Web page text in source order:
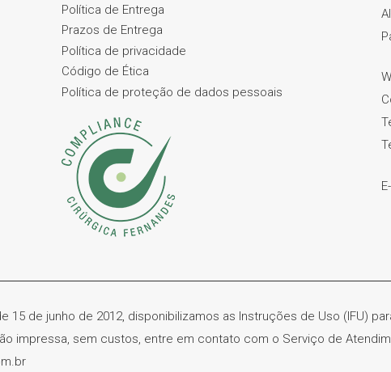
Política de Entrega
Prazos de Entrega
Política de privacidade
Código de Ética
Política de proteção de dados pessoais
15 de junho de 2012, disponibilizamos as Instruções de Uso (IFU)
impressa, sem custos, entre em contato com o Serviço de